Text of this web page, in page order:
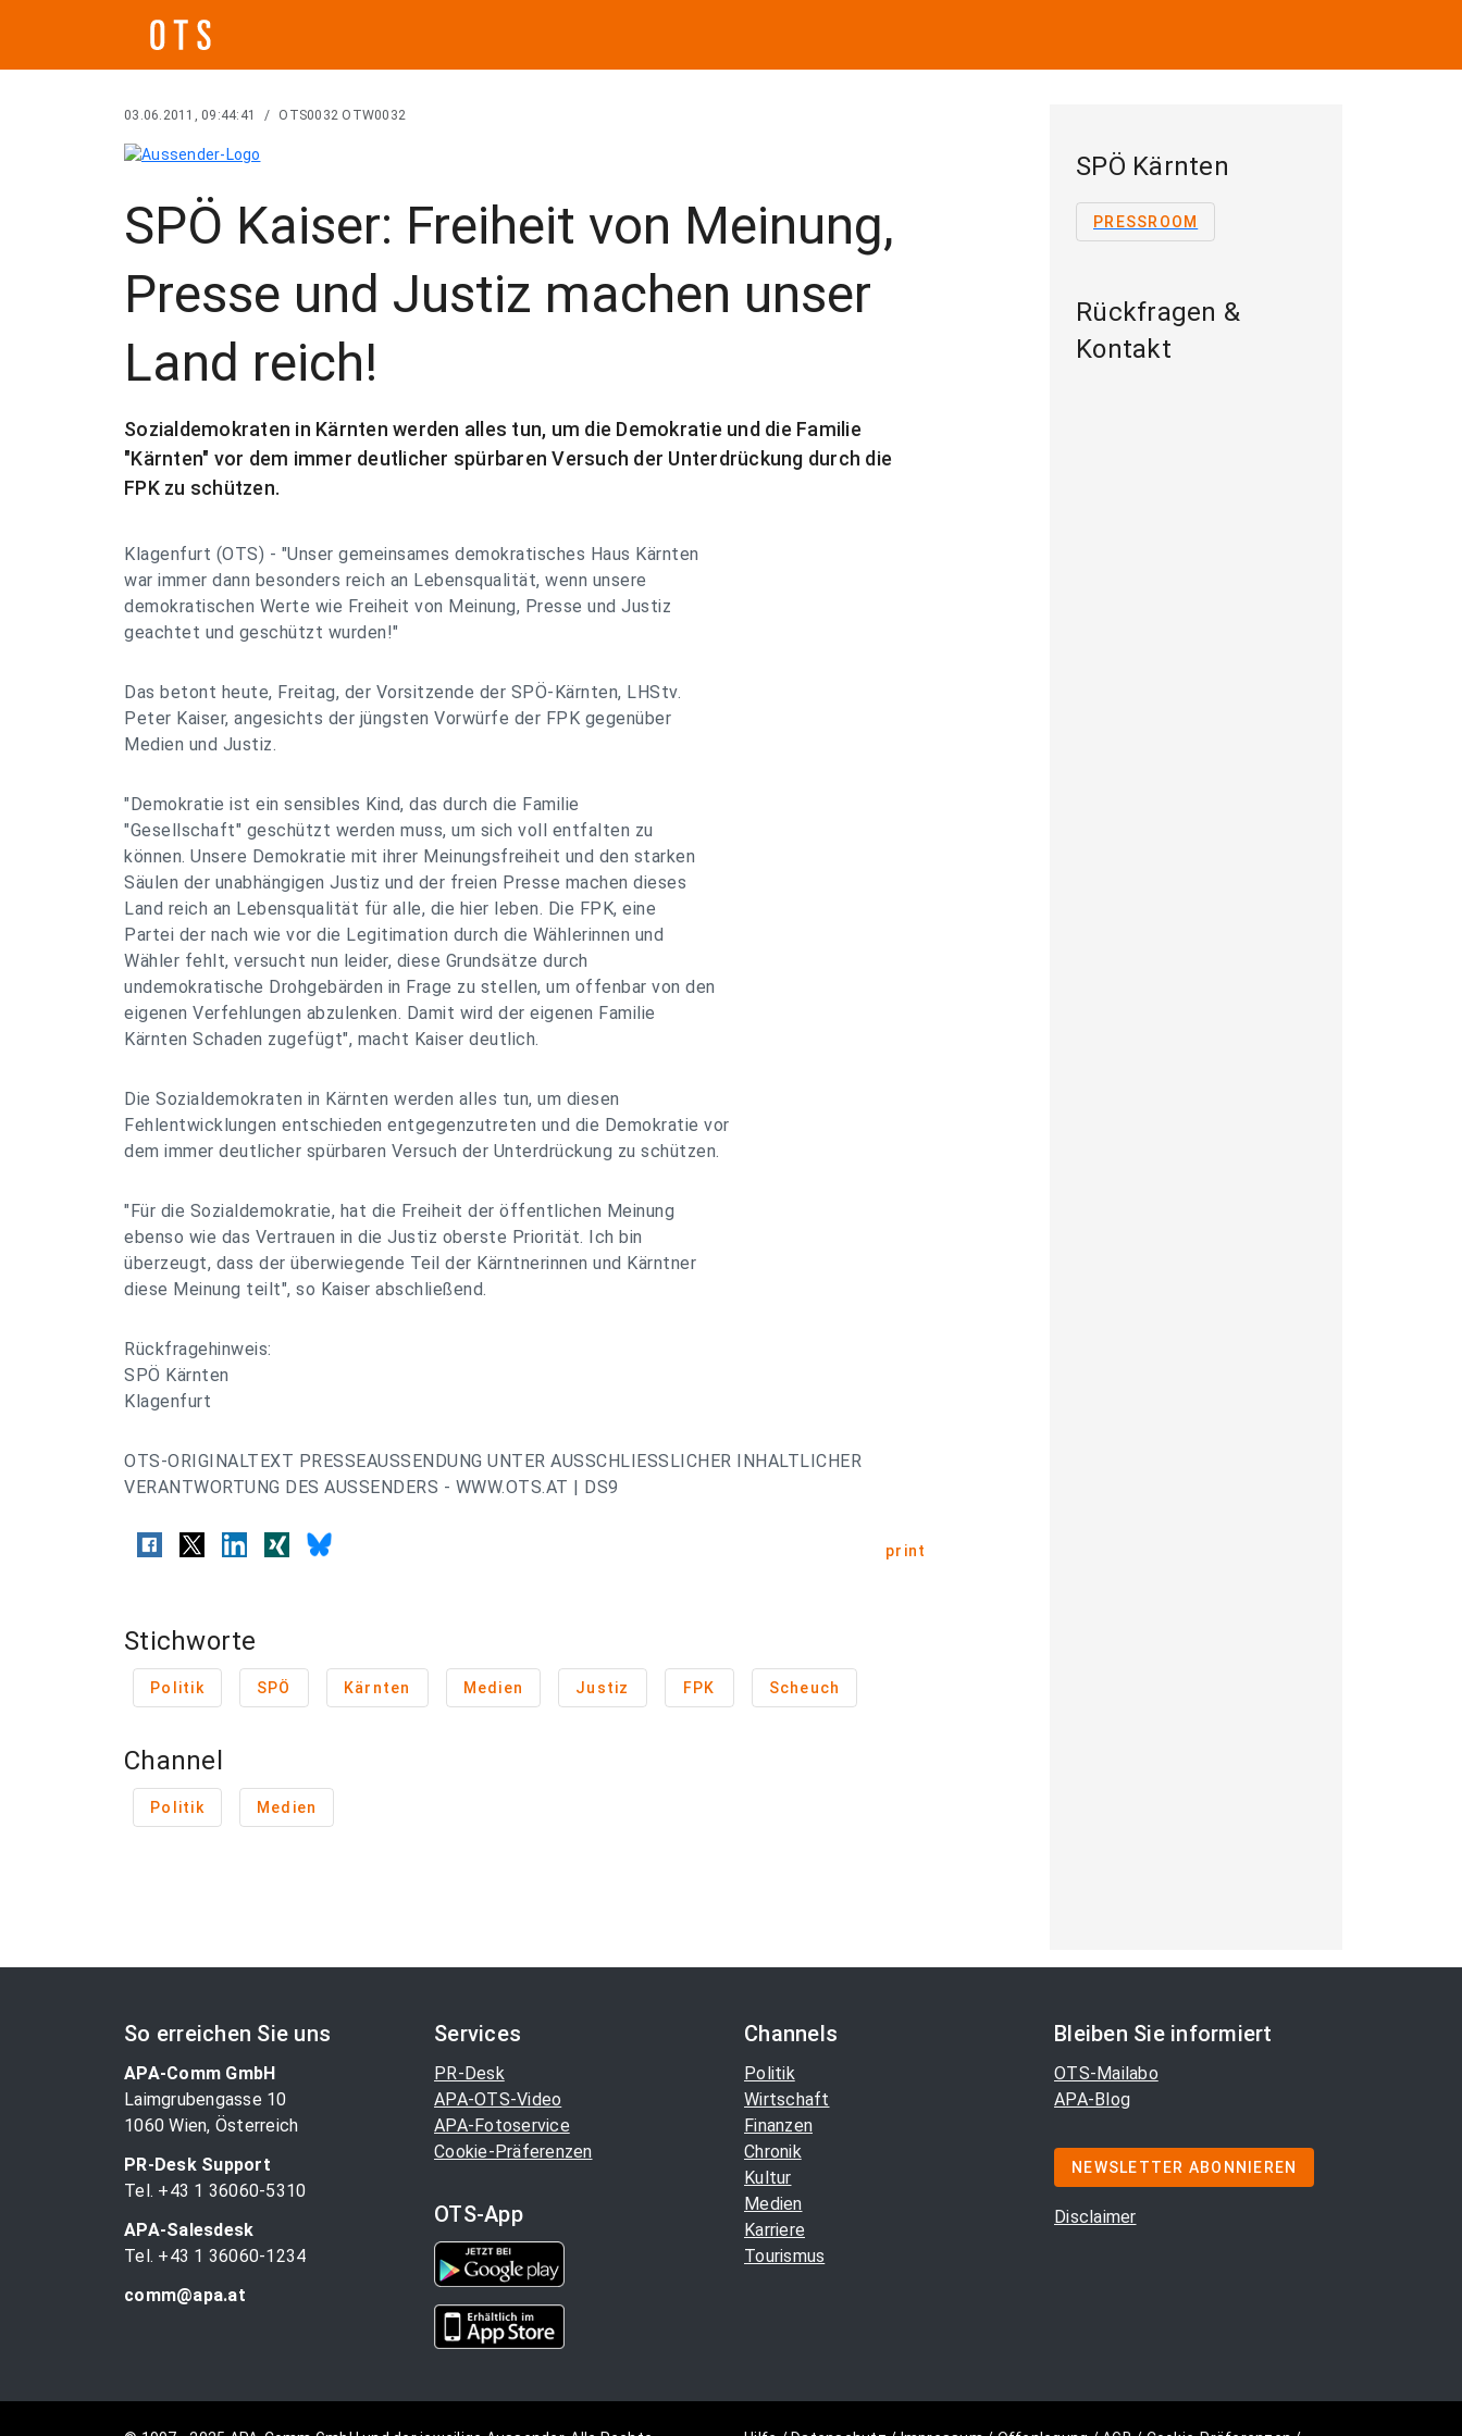
03.06.2011, 09:44:41 / OTS0032 OTW0032
SPÖ Kaiser: Freiheit von Meinung,
Presse und Justiz machen unser
Land reich!
Sozialdemokraten in Kärnten werden alles tun, um die Demokratie und die Familie
"Kärnten" vor dem immer deutlicher spürbaren Versuch der Unterdrückung durch die
FPK zu schützen.
Klagenfurt (OTS) - "Unser gemeinsames demokratisches Haus Kärnten
war immer dann besonders reich an Lebensqualität, wenn unsere
demokratischen Werte wie Freiheit von Meinung, Presse und Justiz
geachtet und geschützt wurden!"
Das betont heute, Freitag, der Vorsitzende der SPÖ-Kärnten, LHStv.
Peter Kaiser, angesichts der jüngsten Vorwürfe der FPK gegenüber
Medien und Justiz.
"Demokratie ist ein sensibles Kind, das durch die Familie
"Gesellschaft" geschützt werden muss, um sich voll entfalten zu
können. Unsere Demokratie mit ihrer Meinungsfreiheit und den starken
Säulen der unabhängigen Justiz und der freien Presse machen dieses
Land reich an Lebensqualität für alle, die hier leben. Die FPK, eine
Partei der nach wie vor die Legitimation durch die Wählerinnen und
Wähler fehlt, versucht nun leider, diese Grundsätze durch
undemokratische Drohgebärden in Frage zu stellen, um offenbar von den
eigenen Verfehlungen abzulenken. Damit wird der eigenen Familie
Kärnten Schaden zugefügt", macht Kaiser deutlich.
Die Sozialdemokraten in Kärnten werden alles tun, um diesen
Fehlentwicklungen entschieden entgegenzutreten und die Demokratie vor
dem immer deutlicher spürbaren Versuch der Unterdrückung zu schützen.
"Für die Sozialdemokratie, hat die Freiheit der öffentlichen Meinung
ebenso wie das Vertrauen in die Justiz oberste Priorität. Ich bin
überzeugt, dass der überwiegende Teil der Kärntnerinnen und Kärntner
diese Meinung teilt", so Kaiser abschließend.
Rückfragehinweis:
SPÖ Kärnten
Klagenfurt
OTS-ORIGINALTEXT PRESSEAUSSENDUNG UNTER AUSSCHLIESSLICHER INHALTLICHER
VERANTWORTUNG DES AUSSENDERS - WWW.OTS.AT | DS9
print
Stichworte
Politik SPÖ Kärnten Medien Justiz FPK Scheuch
Channel
Politik Medien
SPÖ Kärnten
PRESSROOM
Rückfragen &
Kontakt
So erreichen Sie uns
APA-Comm GmbH
Laimgrubengasse 10
1060 Wien, Österreich
PR-Desk Support
Tel. +43 1 36060-5310
APA-Salesdesk
Tel. +43 1 36060-1234
comm@apa.at
Services
PR-Desk
APA-OTS-Video
APA-Fotoservice
Cookie-Präferenzen
OTS-App
Channels
Politik
Wirtschaft
Finanzen
Chronik
Kultur
Medien
Karriere
Tourismus
Bleiben Sie informiert
OTS-Mailabo
APA-Blog
NEWSLETTER ABONNIEREN
Disclaimer